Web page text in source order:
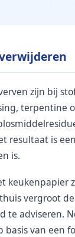
zijn bij
terpentine
resultaat is
is.
keukenpapier
vergroot
adviseren.
basis van een